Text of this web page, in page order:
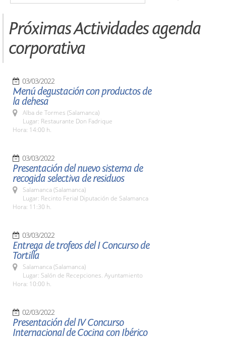
Próximas Actividades agenda
corporativa
03/03/2022
Menú degustación con productos de
la dehesa
Alba de Tormes (Salamanca)
Lugar: Restaurante Don Fadrique
Hora: 14:00 h.
03/03/2022
Presentación del nuevo sistema de
recogida selectiva de residuos
Salamanca (Salamanca)
Lugar: Recinto Ferial Diputación de Salamanca
Hora: 11:30 h.
03/03/2022
Entrega de trofeos del I Concurso de
Tortilla
Salamanca (Salamanca)
Lugar: Salón de Recepciones. Ayuntamiento
Hora: 10:00 h.
02/03/2022
Presentación del IV Concurso
Internacional de Cocina con Ibérico